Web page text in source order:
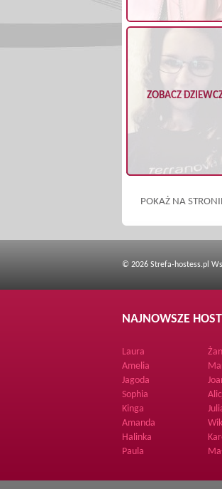
ZOBACZ
POKAŻ NA
© 2026 Strefa-hostess.pl
NAJNOWSZE
Laura
Amelia
Jagoda
Sophia
Kinga
Amanda
Halinka
Paula